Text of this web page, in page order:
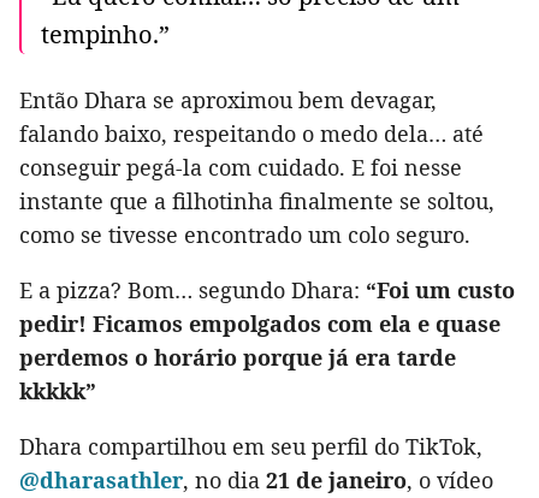
tempinho.”
Então Dhara se aproximou bem devagar,
falando baixo, respeitando o medo dela… até
conseguir pegá-la com cuidado. E foi nesse
instante que a filhotinha finalmente se soltou,
como se tivesse encontrado um colo seguro.
E a pizza? Bom… segundo Dhara: “Foi um custo
pedir! Ficamos empolgados com ela e quase
perdemos o horário porque já era tarde
kkkkk”
Dhara compartilhou em seu perfil do TikTok,
@dharasathler, no dia 21 de janeiro, o vídeo